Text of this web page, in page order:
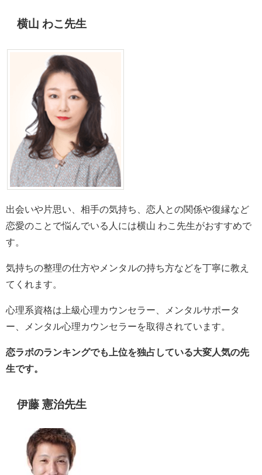
横山 わこ先生
出会いや片思い、相手の気持ち、恋人との関係や復縁など
恋愛のことで悩んでいる人には横山 わこ先生がおすすめで
す。
気持ちの整理の仕方やメンタルの持ち方などを丁寧に教え
てくれます。
心理系資格は上級心理カウンセラー、メンタルサポータ
ー、メンタル心理カウンセラーを取得されています。
恋ラボのランキングでも上位を独占している大変人気の先
生です。
伊藤 憲治先生